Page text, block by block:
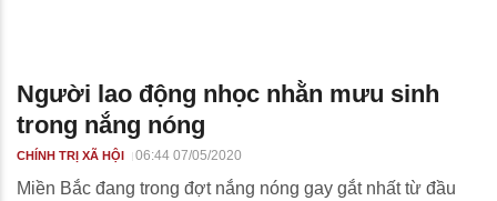
Người lao động nhọc nhằn mưu sinh
trong nắng nóng
CHÍNH TRỊ XÃ HỘI 06:44 07/05/2020
Miền Bắc đang trong đợt nắng nóng gay gắt nhất từ đầu